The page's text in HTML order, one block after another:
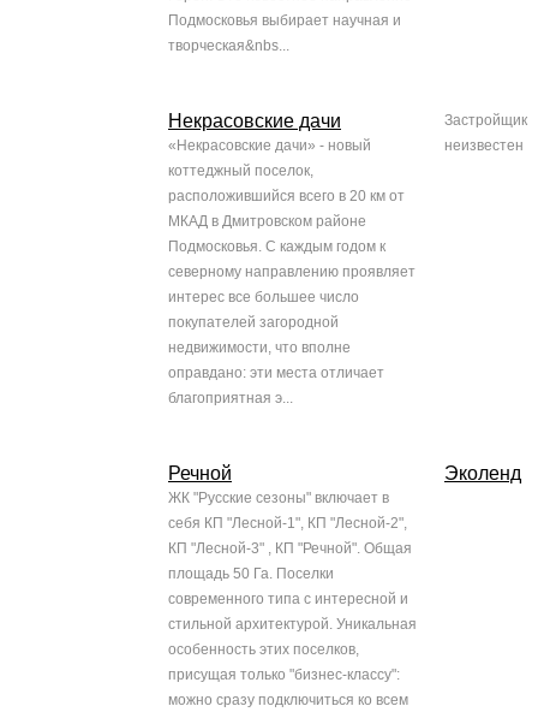
Подмосковья выбирает научная и
творческая&nbs...
Некрасовские дачи
«Некрасовские дачи» - новый
коттеджный поселок,
расположившийся всего в 20 км от
МКАД в Дмитровском районе
Подмосковья. С каждым годом к
северному направлению проявляет
интерес все большее число
покупателей загородной
недвижимости, что вполне
оправдано: эти места отличает
благоприятная э...
Застройщик
неизвестен
Речной
ЖК "Русские сезоны" включает в
себя КП "Лесной-1", КП "Лесной-2",
КП "Лесной-3" , КП "Речной". Общая
площадь 50 Га. Поселки
современного типа с интересной и
стильной архитектурой. Уникальная
особенность этих поселков,
присущая только "бизнес-классу":
можно сразу подключиться ко всем
Эколенд